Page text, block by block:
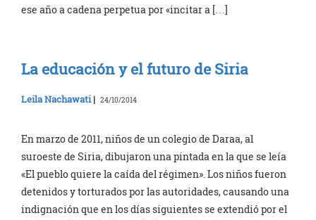
ese año a cadena perpetua por «incitar a […]
La educación y el futuro de Siria
Leila Nachawati| 24/10/2014
En marzo de 2011, niños de un colegio de Daraa, al
suroeste de Siria, dibujaron una pintada en la que se leía
«El pueblo quiere la caída del régimen». Los niños fueron
detenidos y torturados por las autoridades, causando una
indignación que en los días siguientes se extendió por el